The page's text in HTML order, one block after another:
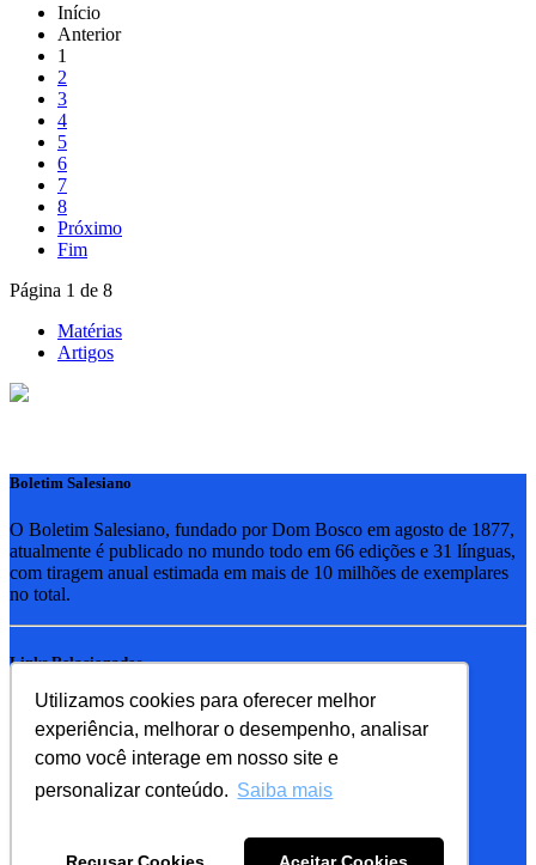
Utilizamos cookies para oferecer melhor
experiência, melhorar o desempenho, analisar
como você interage em nosso site e
personalizar conteúdo. Saiba mais
Início
Anterior
1
2
3
4
5
6
7
8
Próximo
Fim
Página 1 de 8
Matérias
Artigos
Boletim Salesiano
O Boletim Salesiano, fundado por Dom Bosco em agosto de 1877,
atualmente é publicado no mundo todo em 66 edições e 31 línguas,
com tiragem anual estimada em mais de 10 milhões de exemplares
no total.
Links Relacionados
RSB - Rede Salesiana Brasil
EDEBE - Editora
UPV - União pela Vida
Familia Salesiana
SDB - Salesianos de Dom Bosco